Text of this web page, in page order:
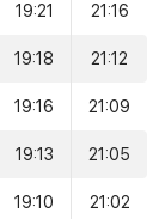
19:21 21:16
19:18 21:12
19:16 21:09
19:13 21:05
19:10 21:02